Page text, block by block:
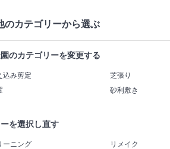
のカテゴリーから選ぶ
のカテゴリーを変更する
込み剪定 芝張り
砂利敷き
を選択し直す
ーニング リメイク